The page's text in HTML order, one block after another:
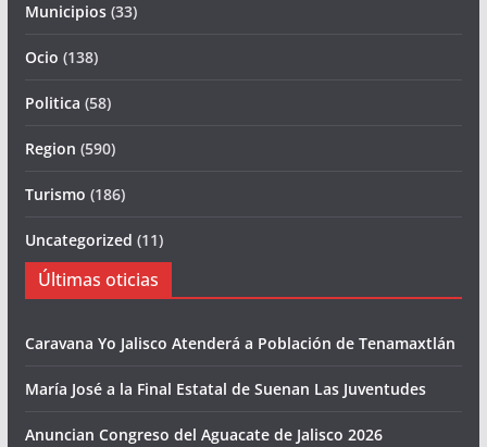
Municipios(33)
Ocio (138)
Politica (58)
Region (590)
Turismo (186)
Uncategorized (11)
Últimas oticias
Caravana Yo Jalisco Atenderá a Población de Tenamaxtlán
María José a la Final Estatal de Suenan Las Juventudes
Anuncian Congreso del Aguacate de Jalisco 2026